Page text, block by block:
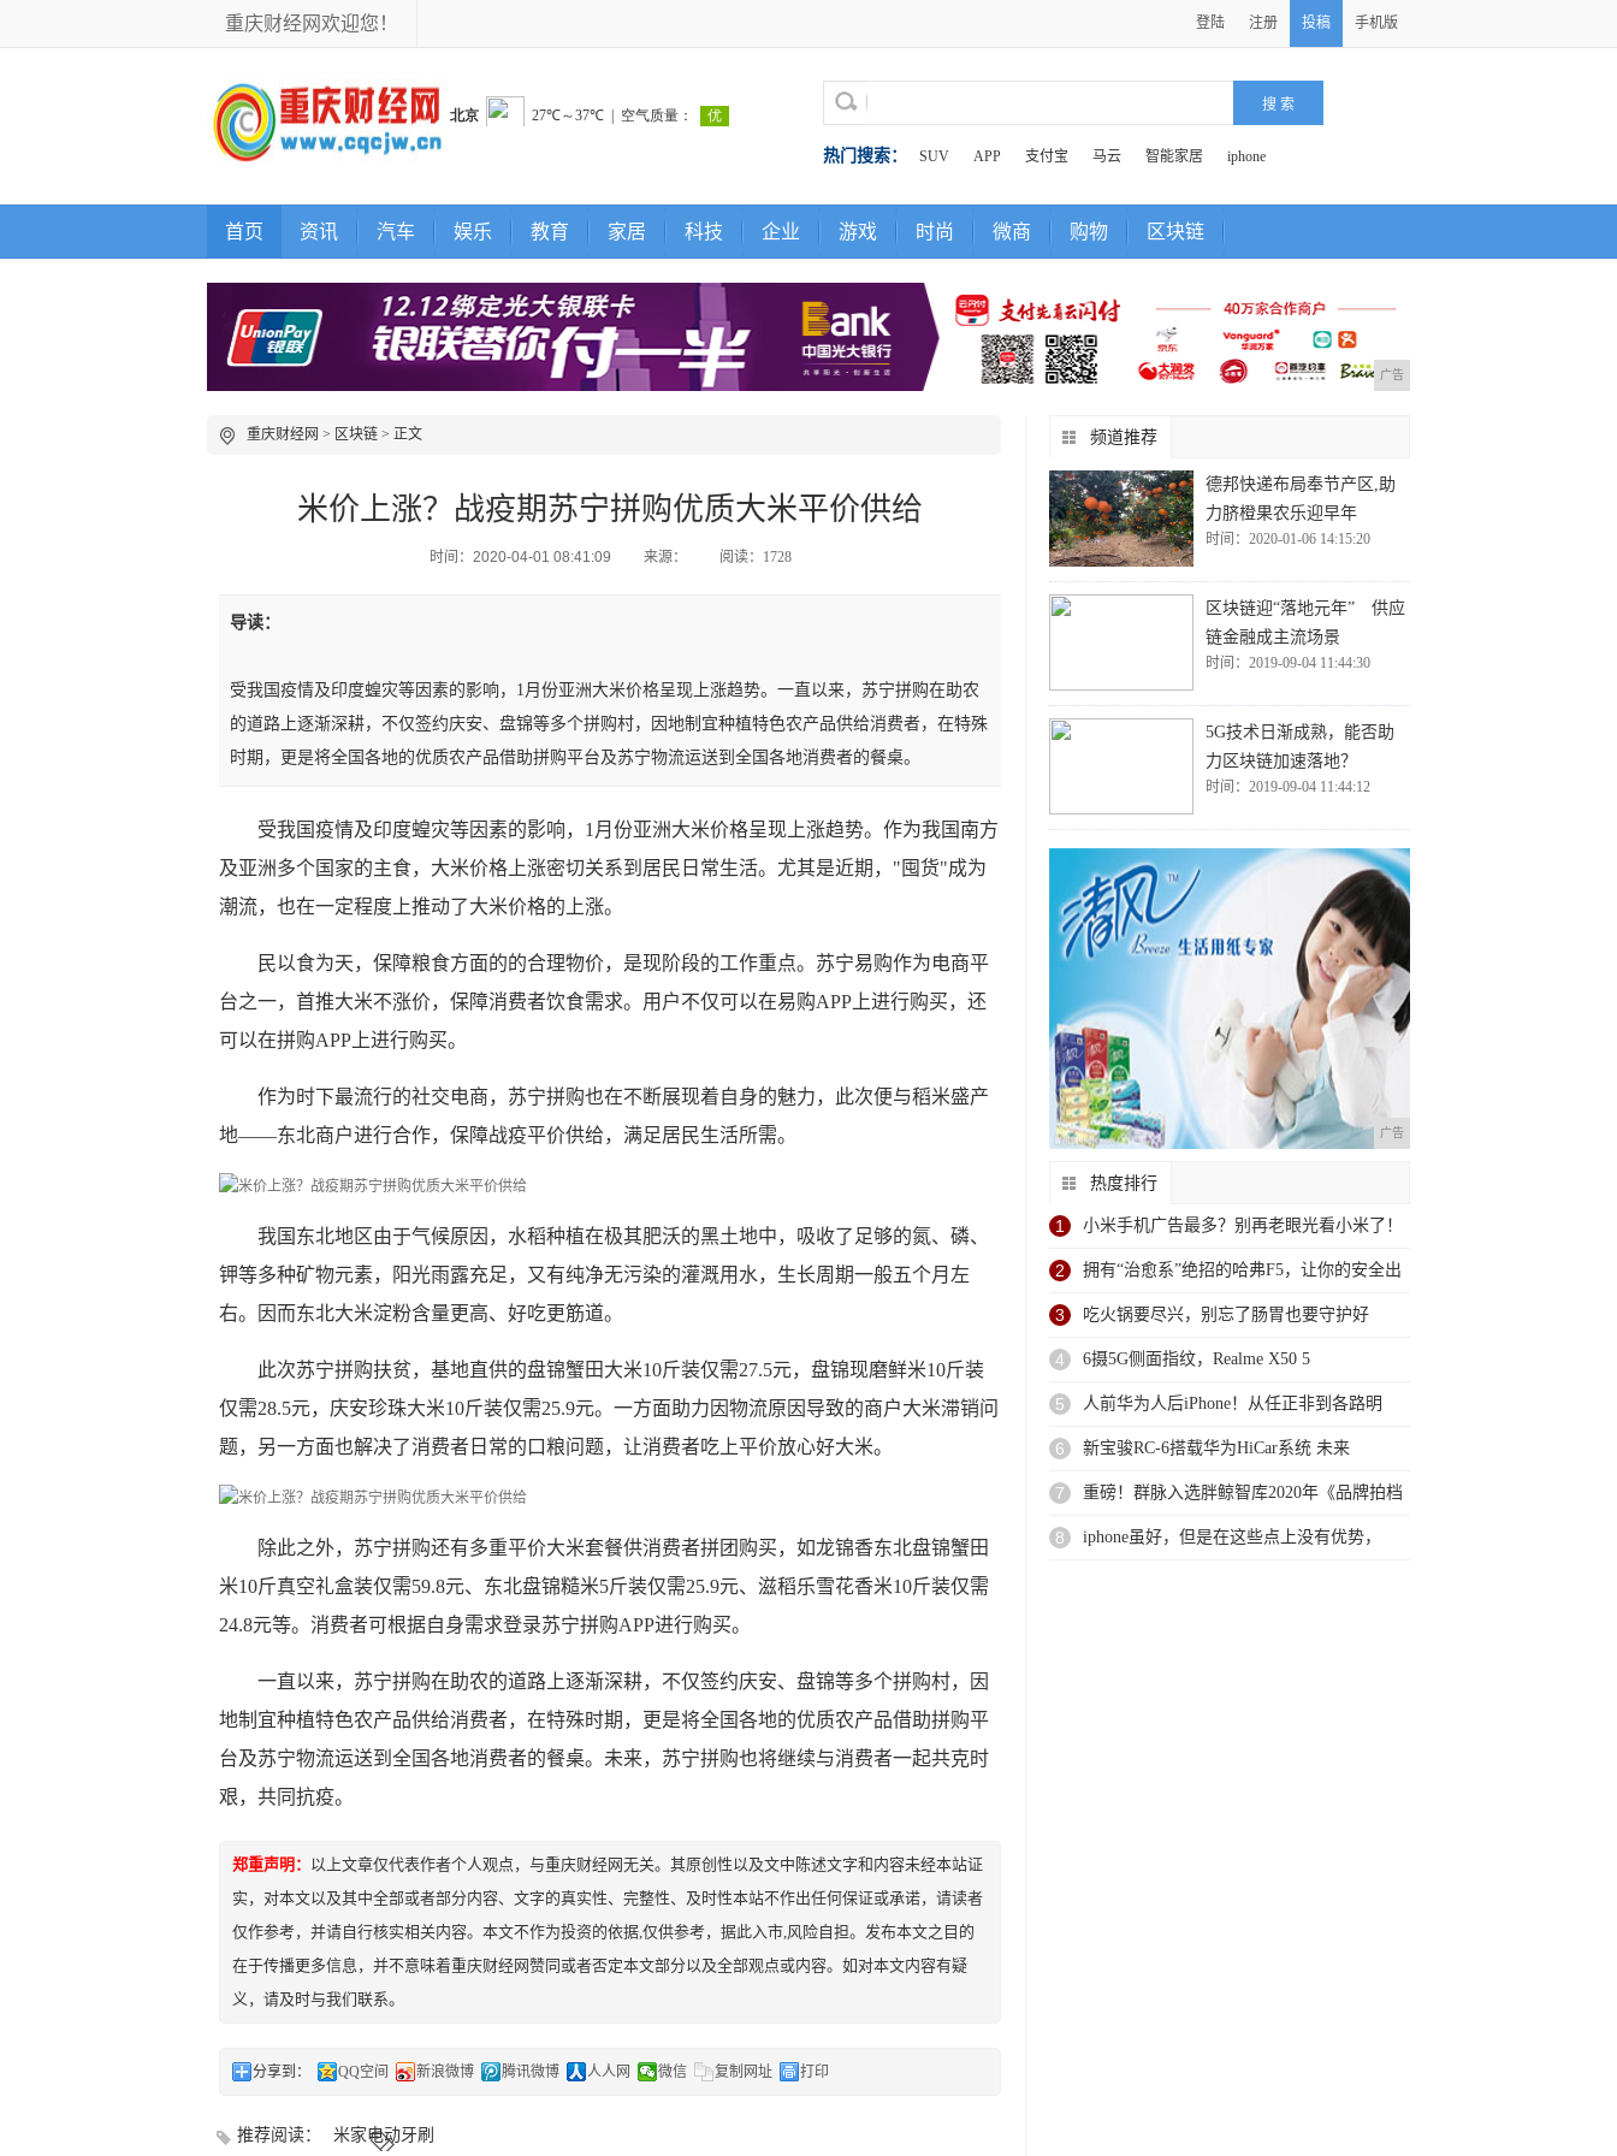
重庆财经网欢迎您！ 登陆 注册 投稿 手机版
热门搜索： SUV APP 支付宝 马云 智能家居 iphone
首页 资讯 汽车 娱乐 教育 家居 科技 企业 游戏 时尚 微商 购物 区块链
广告
重庆财经网 > 区块链 > 正文
米价上涨？战疫期苏宁拼购优质大米平价供给
时间：2020-04-01 08:41:09 来源： 阅读：1728
导读：
受我国疫情及印度蝗灾等因素的影响，1月份亚洲大米价格呈现上涨趋势。一直以来，苏宁拼购在助农
的道路上逐渐深耕，不仅签约庆安、盘锦等多个拼购村，因地制宜种植特色农产品供给消费者，在特殊
时期，更是将全国各地的优质农产品借助拼购平台及苏宁物流运送到全国各地消费者的餐桌。
受我国疫情及印度蝗灾等因素的影响，1月份亚洲大米价格呈现上涨趋势。作为我国南方
及亚洲多个国家的主食，大米价格上涨密切关系到居民日常生活。尤其是近期，"囤货"成为
潮流，也在一定程度上推动了大米价格的上涨。
民以食为天，保障粮食方面的的合理物价，是现阶段的工作重点。苏宁易购作为电商平
台之一，首推大米不涨价，保障消费者饮食需求。用户不仅可以在易购APP上进行购买，还
可以在拼购APP上进行购买。
作为时下最流行的社交电商，苏宁拼购也在不断展现着自身的魅力，此次便与稻米盛产
地——东北商户进行合作，保障战疫平价供给，满足居民生活所需。
我国东北地区由于气候原因，水稻种植在极其肥沃的黑土地中，吸收了足够的氮、磷、
钾等多种矿物元素，阳光雨露充足，又有纯净无污染的灌溉用水，生长周期一般五个月左
右。因而东北大米淀粉含量更高、好吃更筋道。
此次苏宁拼购扶贫，基地直供的盘锦蟹田大米10斤装仅需27.5元，盘锦现磨鲜米10斤装
仅需28.5元，庆安珍珠大米10斤装仅需25.9元。一方面助力因物流原因导致的商户大米滞销问
题，另一方面也解决了消费者日常的口粮问题，让消费者吃上平价放心好大米。
除此之外，苏宁拼购还有多重平价大米套餐供消费者拼团购买，如龙锦香东北盘锦蟹田
米10斤真空礼盒装仅需59.8元、东北盘锦糙米5斤装仅需25.9元、滋稻乐雪花香米10斤装仅需
24.8元等。消费者可根据自身需求登录苏宁拼购APP进行购买。
一直以来，苏宁拼购在助农的道路上逐渐深耕，不仅签约庆安、盘锦等多个拼购村，因
地制宜种植特色农产品供给消费者，在特殊时期，更是将全国各地的优质农产品借助拼购平
台及苏宁物流运送到全国各地消费者的餐桌。未来，苏宁拼购也将继续与消费者一起共克时
艰，共同抗疫。
郑重声明： 以上文章仅代表作者个人观点，与重庆财经网无关。其原创性以及文中陈述文字和内容未经本站证
实，对本文以及其中全部或者部分内容、文字的真实性、完整性、及时性本站不作出任何保证或承诺，请读者
仅作参考，并请自行核实相关内容。本文不作为投资的依据,仅供参考，据此入市,风险自担。发布本文之目的
在于传播更多信息，并不意味着重庆财经网赞同或者否定本文部分以及全部观点或内容。如对本文内容有疑
义，请及时与我们联系。
分享到： QQ空间 新浪微博 腾讯微博 人人网 微信 复制网址 打印
推荐阅读： 米家电动牙刷
频道推荐
德邦快递布局奉节产区,助
力脐橙果农乐迎早年
时间：2020-01-06 14:15:20
区块链迎“落地元年” 供应
链金融成主流场景
时间：2019-09-04 11:44:30
5G技术日渐成熟，能否助
力区块链加速落地？
时间：2019-09-04 11:44:12
广告
热度排行
1 小米手机广告最多？别再老眼光看小米了！
2 拥有“治愈系”绝招的哈弗F5，让你的安全出
3 吃火锅要尽兴，别忘了肠胃也要守护好
4 6摄5G侧面指纹，Realme X50 5
5 人前华为人后iPhone！从任正非到各路明
6 新宝骏RC-6搭载华为HiCar系统 未来
7 重磅！群脉入选胖鲸智库2020年《品牌拍档
8 iphone虽好，但是在这些点上没有优势，